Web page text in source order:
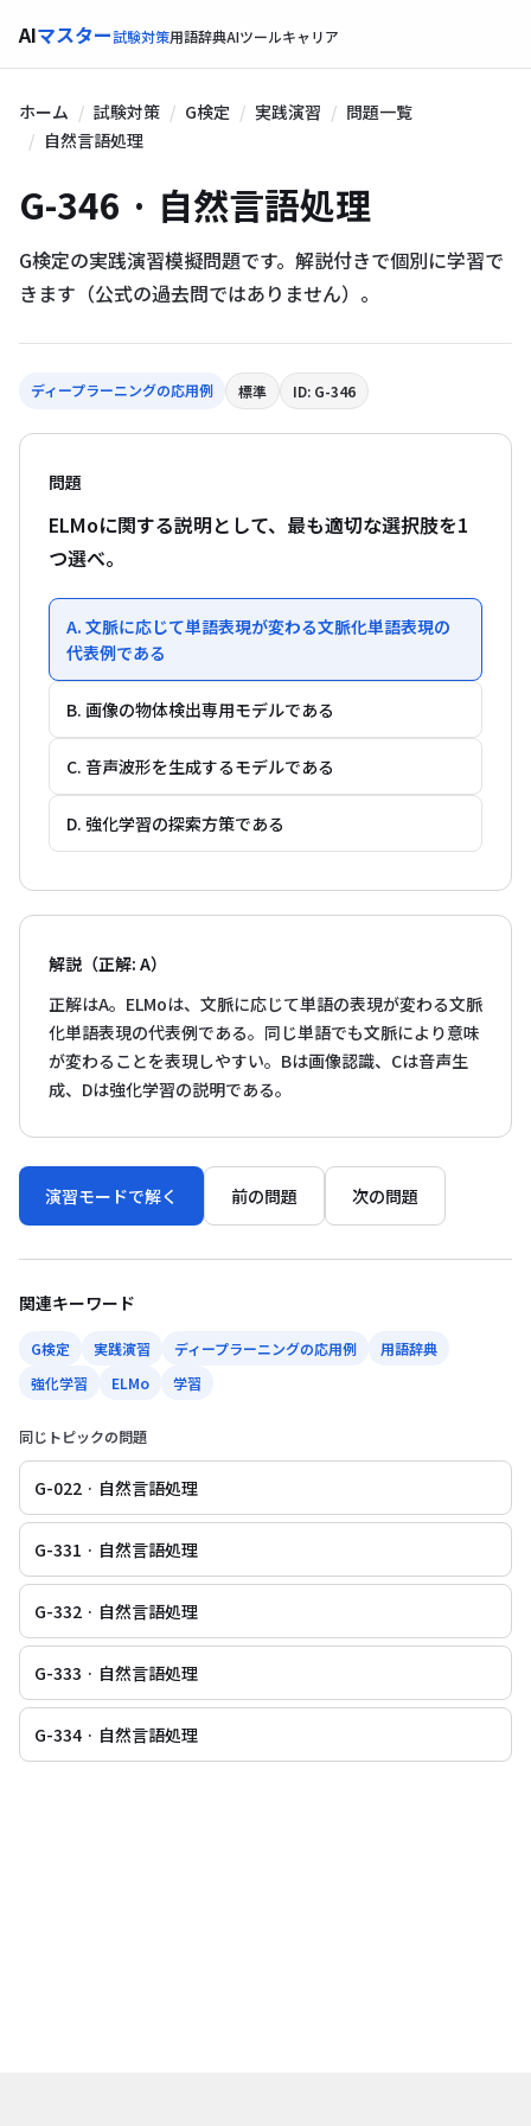
AIマスター試験対策用語辞典AIツールキャリア
ホーム 試験対策 G検定 実践演習
問題一覧
自然言語処理
G-346 · 自然言語処理
G検定の実践演習模擬問題です。解説付きで個別に学習で
きます（公式の過去問ではありません）。
ディープラーニングの応用例 標準 ID: G-346
問題
ELMoに関する説明として、最も適切な選択肢を1
つ選べ。
A. 文脈に応じて単語表現が変わる文脈化単語表現の
代表例である
B. 画像の物体検出専用モデルである
C. 音声波形を生成するモデルである
D. 強化学習の探索方策である
解説（正解: A）
正解はA。ELMoは、文脈に応じて単語の表現が変わる文脈
化単語表現の代表例である。同じ単語でも文脈により意味
が変わることを表現しやすい。Bは画像認識、Cは音声生
成、Dは強化学習の説明である。
演習モードで解く 前の問題 次の問題
関連キーワード
G検定 実践演習 ディープラーニングの応用例
用語辞典
強化学習
ELMo 学習
同じトピックの問題
G-022 · 自然言語処理
G-331 · 自然言語処理
G-332 · 自然言語処理
G-333 · 自然言語処理
G-334 · 自然言語処理